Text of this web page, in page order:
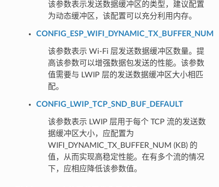
该参数表示发送数据缓冲区的类型，建议配置
为动态缓冲区，该配置可以充分利用内存。
CONFIG_ESP_WIFI_DYNAMIC_TX_BUFFER_NUM
该参数表示 Wi-Fi 层发送数据缓冲区数量。提
高该参数可以增强数据包发送的性能。该参数
值需要与 LWIP 层的发送数据缓冲区大小相匹
配。
CONFIG_LWIP_TCP_SND_BUF_DEFAULT
该参数表示 LWIP 层用于每个 TCP 流的发送数
据缓冲区大小，应配置为
WIFI_DYNAMIC_TX_BUFFER_NUM (KB) 的
值，从而实现高稳定性能。在有多个流的情况
下，应相应降低该参数值。